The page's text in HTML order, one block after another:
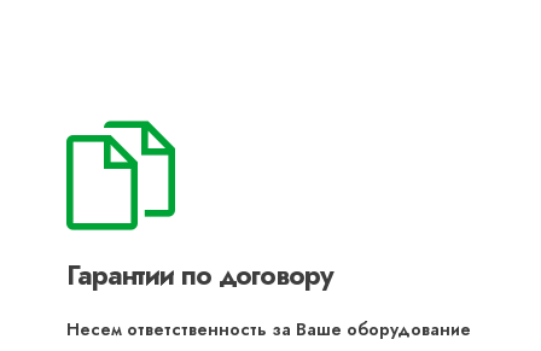
Гарантии по договору
Несем ответственность за Ваше оборудование